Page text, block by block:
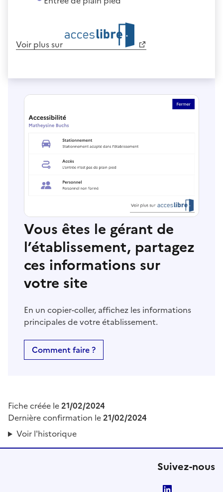
Voir plus sur
Vous êtes le gérant de
l’établissement, partagez
ces informations sur
votre site
En un copier-coller, affichez les informations
principales de votre établissement.
Comment faire ?
Fiche créée le21/02/2024
Dernière confirmation le21/02/2024
Voir l'historique
Suivez-nous